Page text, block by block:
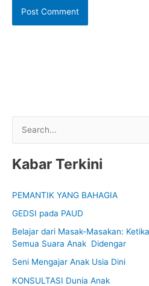
a
c
h
f
o
r
:
Kabar Terkini
PEMANTIK YANG BAHAGIA
GEDSI pada PAUD
Belajar dari Masak-Masakan:
Semua Suara Anak Didengar
Seni Mengajar Anak Usia Dini
KONSULTASI Dunia Anak